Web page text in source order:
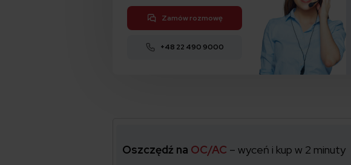
Zamów rozmowę
+48 22 490 9000
Oszczędź na OC/AC – wyceń i kup w 2 minuty